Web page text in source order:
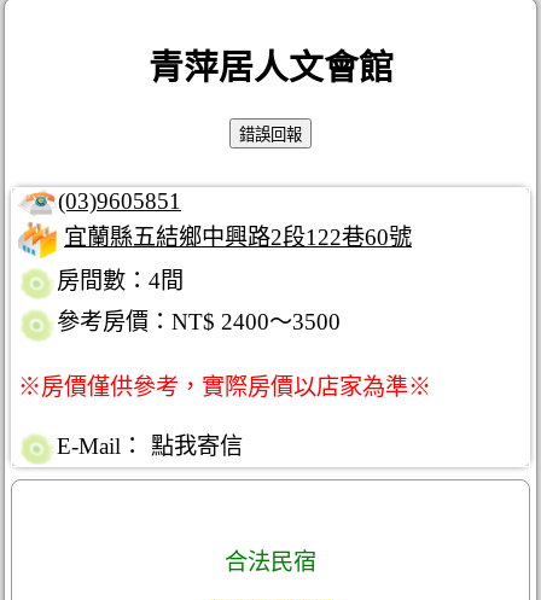
青萍居人文會館
(03)9605851
宜蘭縣五結鄉中興路2段122巷60號
房間數：4間
參考房價：NT$ 2400～3500
※房價僅供參考，實際房價以店家為準※
E-Mail： 點我寄信
合法民宿